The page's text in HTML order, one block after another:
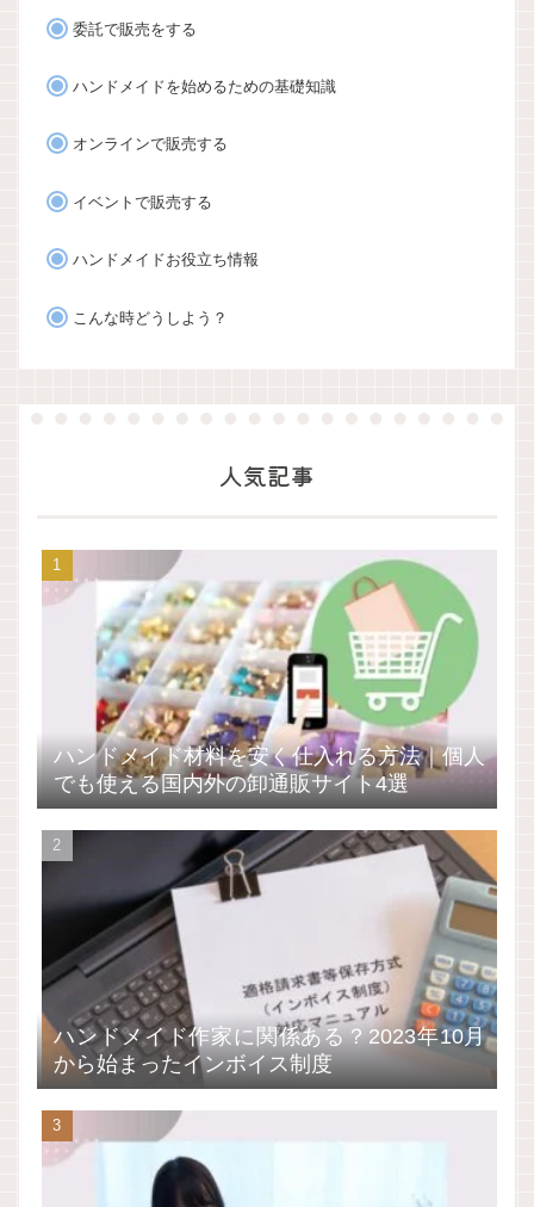
委託で販売をする
ハンドメイドを始めるための基礎知識
オンラインで販売する
イベントで販売する
ハンドメイドお役立ち情報
こんな時どうしよう？
人気記事
ハンドメイド材料を安く仕入れる方法｜個人
でも使える国内外の卸通販サイト4選
ハンドメイド作家に関係ある？2023年10月
から始まったインボイス制度